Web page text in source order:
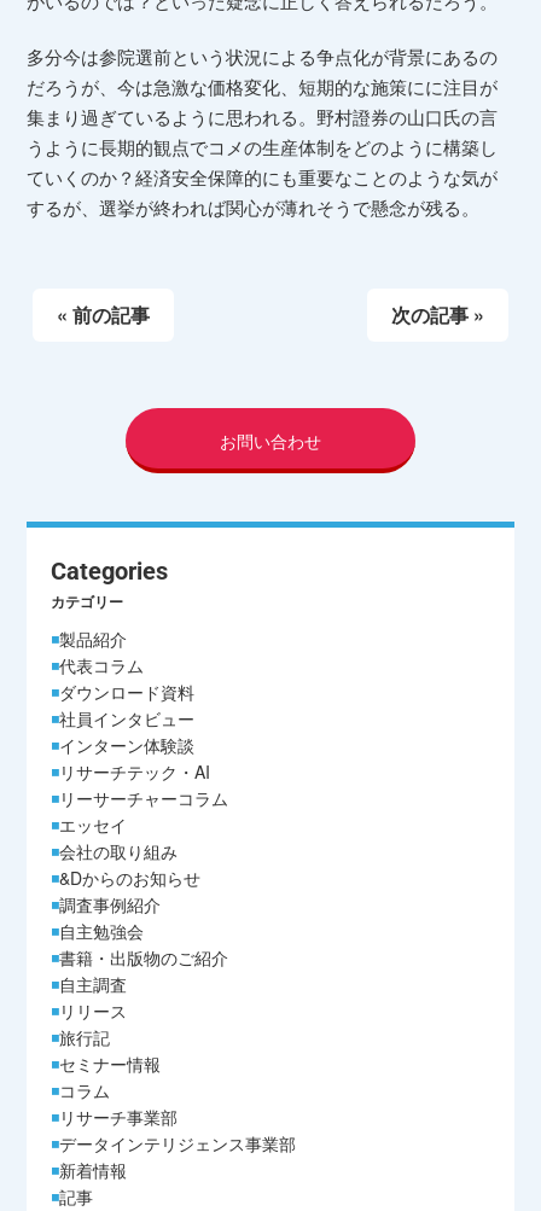
多分今は参院選前という状況による争点化が背景にあるの
だろうが、今は急激な価格変化、短期的な施策にに注目が
集まり過ぎているように思われる。野村證券の山口氏の言
うように長期的観点でコメの生産体制をどのように構築し
ていくのか？経済安全保障的にも重要なことのような気が
するが、選挙が終われば関心が薄れそうで懸念が残る。
« 前の記事 次の記事 »
お問い合わせ
Categories
カテゴリー
製品紹介
代表コラム
ダウンロード資料
社員インタビュー
インターン体験談
リサーチテック・AI
リーサーチャーコラム
エッセイ
会社の取り組み
&Dからのお知らせ
調査事例紹介
自主勉強会
書籍・出版物のご紹介
自主調査
リリース
旅行記
セミナー情報
コラム
リサーチ事業部
データインテリジェンス事業部
新着情報
記事